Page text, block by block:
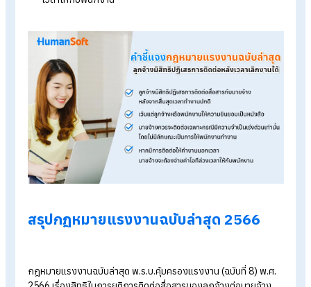
มาตรา 32 เรื่องการคุ้มครองสิทธิความเป็นส่วนตัว ซึ่งเป็นการลด
ปัญหาความไม่ชัดเจนระหว่างเวลาทำงานและเวลาพักผ่อนของลูก
อันอาจส่งผลกระทบต่อสุขภาพของลูกจ้าง
คำชี้แจงกฎหมายแรงงานฉบับล่าสุด
คำชี้แจงกฎหมายแรงงานฉบับล่าสุด เรื่องสิทธิในการยุติการติดต่อ
สื่อสารของลูกจ้างต่อนายจ้างหลังจากสิ้นสุดระยะเวลาทำงาน มีร
ละเอียดดังนี้
นายจ้าง หัวหน้างาน ผู้ควบคุมงาน หรือผู้ตรวจงาน หลังจากสิ้
ว่ายินยอมให้นายจ้าง หัวหน้างาน รวมไปถึง HR ติดต่อได้หลังจ